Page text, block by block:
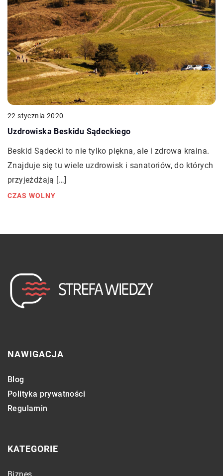
22 stycznia 2020
Uzdrowiska Beskidu Sądeckiego
Beskid Sądecki to nie tylko piękna, ale i zdrowa kraina.
Znajduje się tu wiele uzdrowisk i sanatoriów, do których
przyjeżdżają […]
CZAS WOLNY
NAWIGACJA
Blog
Polityka prywatności
Regulamin
KATEGORIE
Biznes